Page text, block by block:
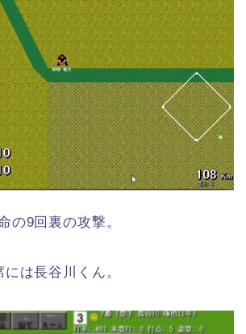
の9回裏の攻撃。
は長谷川くん。